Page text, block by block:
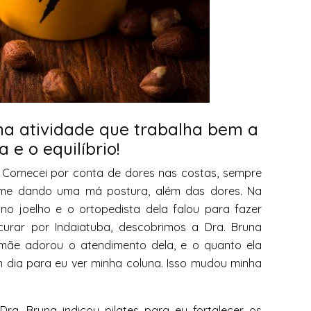
atividade que trabalha bem a
e o equilíbrio!
por conta de dores nas costas, sempre
dando uma má postura, além das dores. Na
joelho e o ortopedista dela falou para fazer
por Indaiatuba, descobrimos a Dra. Bruna
adorou o atendimento dela, e o quanto ela
para eu ver minha coluna. Isso mudou minha